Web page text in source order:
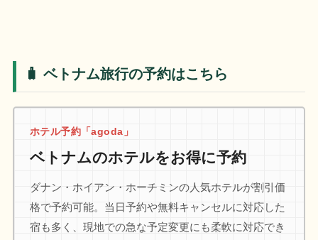
🧳 ベトナム旅行の予約はこちら
ホテル予約「agoda」
ベトナムのホテルをお得に予約
ダナン・ホイアン・ホーチミンの人気ホテルが割引価
格で予約可能。当日予約や無料キャンセルに対応した
宿も多く、現地での急な予定変更にも柔軟に対応でき